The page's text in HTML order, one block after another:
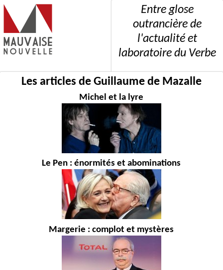
Entre glose
outrancière de
l'actualité et
laboratoire du Verbe
Les articles de Guillaume de Mazalle
Michel et la lyre
Le Pen : énormités et abominations
Margerie : complot et mystères